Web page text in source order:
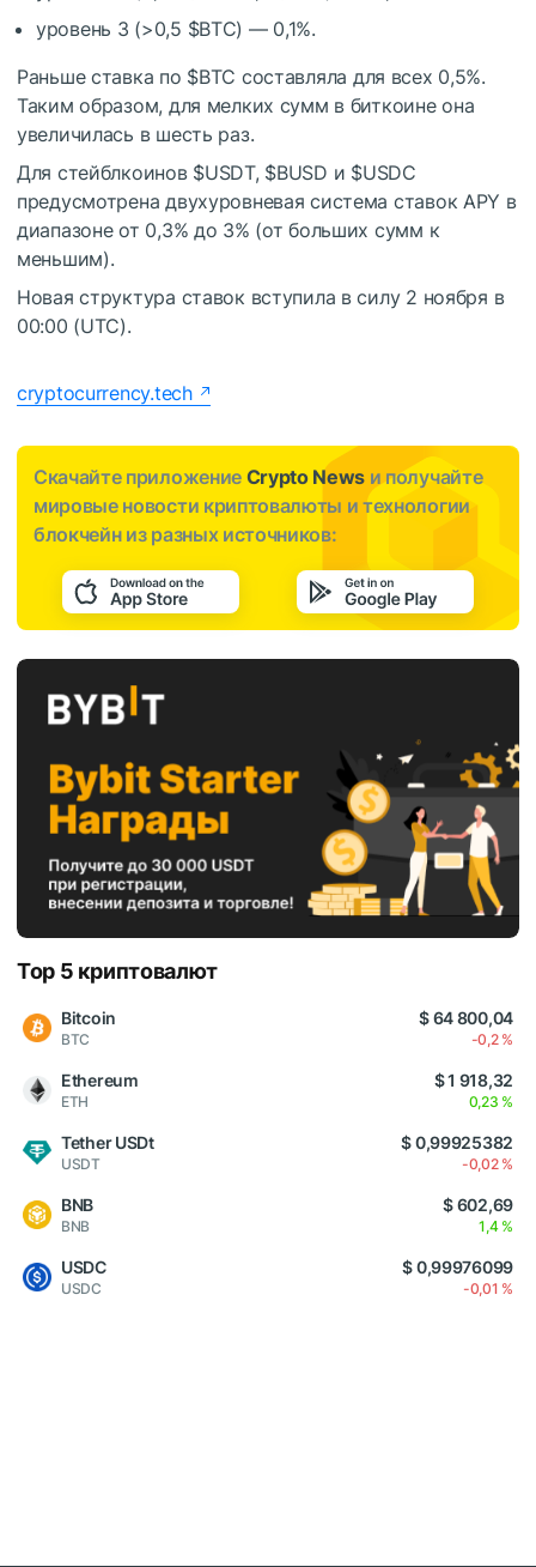
уровень 3 (>0,5 $BTC) — 0,1%.
Раньше ставка по $BTC составляла для всех 0,5%.
Таким образом, для мелких сумм в биткоине она
увеличилась в шесть раз.
Для стейблкоинов $USDT, $BUSD и $USDC
предусмотрена двухуровневая система ставок APY в
диапазоне от 0,3% до 3% (от больших сумм к
меньшим).
Новая структура ставок вступила в силу 2 ноября в
00:00 (UTC).
cryptocurrency.tech
Скачайте приложение Crypto News и получайте
мировые новости криптовалюты и технологии
блокчейн из разных источников:
Top 5 криптовалют
Bitcoin
BTC
$ 64 800,04
-0,2 %
Ethereum
ETH
$ 1 918,32
0,23 %
Tether USDt
USDT
$ 0,99925382
-0,02 %
BNB
BNB
$ 602,69
1,4 %
USDC
USDC
$ 0,99976099
-0,01 %